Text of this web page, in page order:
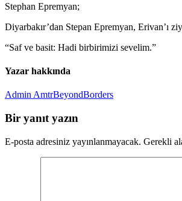
Stephan Epremyan;
Diyarbakır’dan Stepan Epremyan, Erivan’ı
“Saf ve basit: Hadi birbirimizi sevelim.”
Yazar hakkında
Admin AmtrBeyondBorders
Bir yanıt yazın
E-posta adresiniz yayınlanmayacak. Gerekli